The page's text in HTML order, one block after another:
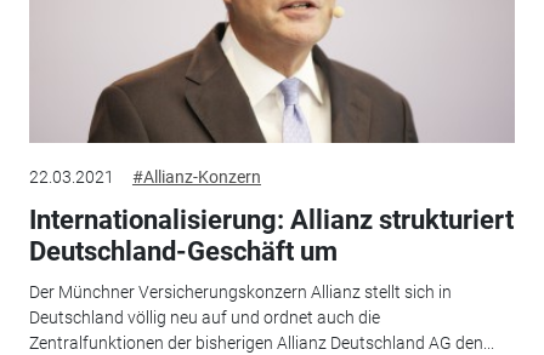
22.03.2021 #Allianz-Konzern
Internationalisierung: Allianz strukturiert
Deutschland-Geschäft um
Der Münchner Versicherungskonzern Allianz stellt sich in
Deutschland völlig neu auf und ordnet auch die
Zentralfunktionen der bisherigen Allianz Deutschland AG den...